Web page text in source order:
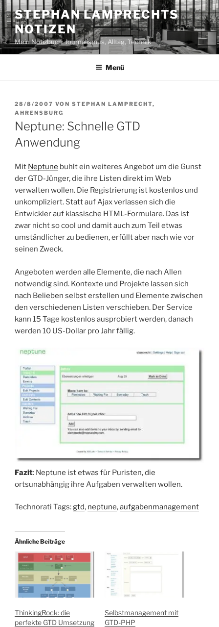
Zum
Inhalt
springen
STEPHAN LAMPRECHTS
NOTIZEN
Mein Notizbuch: Journalismus, Alltag, Technik
Menü
VERÖFFENTLICHT
AM
28/8/2007 VON STEPHAN LAMPRECHT,
AHRENSBURG
Neptune: Schnelle GTD
Anwendung
Mit Neptune buhlt ein weiteres Angebot um die Gunst
der GTD-Jünger, die ihre Listen direkt im Web
verwalten wollen. Die Registrierung ist kostenlos und
unkompliziert. Statt auf Ajax verlassen sich die
Entwickler auf klassische HTML-Formulare. Das ist
zwar nicht so cool und damit auch zum Teil etwas
umständlicher zu bedienen, erfüllt aber nach wie vor
seinen Zweck.
Angeboten werden alle Elemente, die nach Allen
notwendig sind. Kontexte und Projekte lassen sich
nach Belieben selbst erstellen und Elemente zwischen
den verschiedenen Listen verschieben. Der Service
kann 15 Tage kostenlos ausprobiert werden, danach
werden 10 US-Dollar pro Jahr fällig.
Fazit: Neptune ist etwas für Puristen, die
ortsunabhängig ihre Aufgaben verwalten wollen.
Technorati Tags:gtd, neptune,aufgabenmanagement
Ähnliche Beiträge
ThinkingRock: die
perfekte GTD Umsetzung
Selbstmanagement mit
GTD-PHP